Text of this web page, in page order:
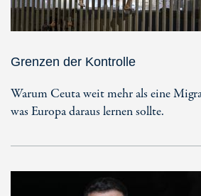
Grenzen der Kontrolle
Warum Ceuta weit mehr als eine
was Europa daraus lernen sollte.